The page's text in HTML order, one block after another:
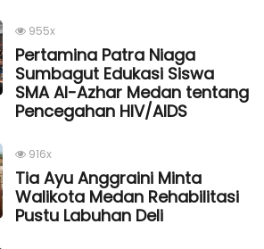
955x
Pertamina Patra Niaga
Sumbagut Edukasi Siswa
SMA Al-Azhar Medan tentang
Pencegahan HIV/AIDS
916x
Tia Ayu Anggraini Minta
Walikota Medan Rehabilitasi
Pustu Labuhan Deli